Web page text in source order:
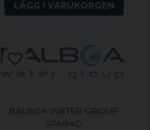
LÄGG I VARUKORGEN
BALBOA WATER GROUP
SPABAD